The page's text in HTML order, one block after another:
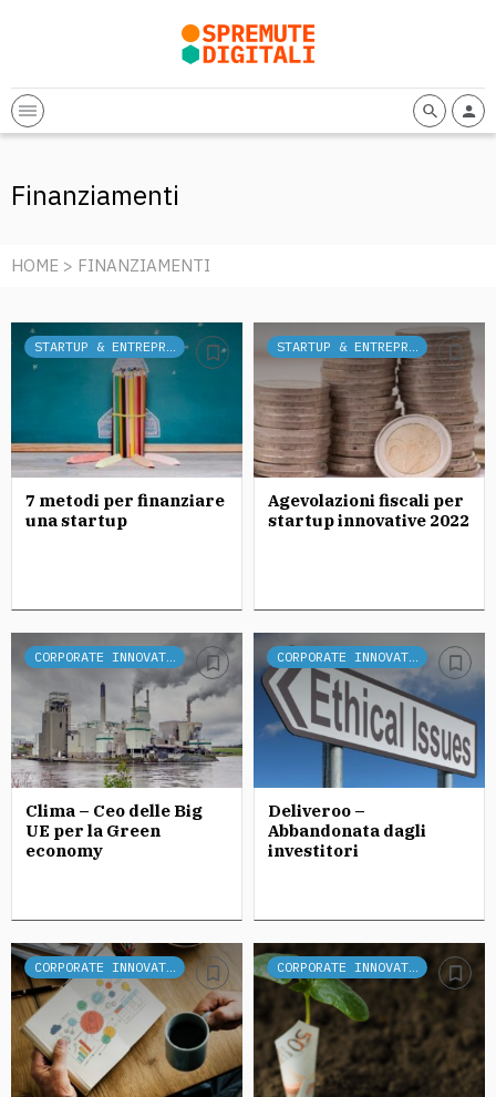
Finanziamenti
HOME > FINANZIAMENTI
STARTUP & ENTREPRENEURSHIP
7 metodi per finanziare
una startup
STARTUP & ENTREPRENEURSHIP
Agevolazioni fiscali per
startup innovative 2022
CORPORATE INNOVATION
Clima – Ceo delle Big
UE per la Green
economy
CORPORATE INNOVATION
Deliveroo –
Abbandonata dagli
investitori
CORPORATE INNOVATION CORPORATE INNOVATION